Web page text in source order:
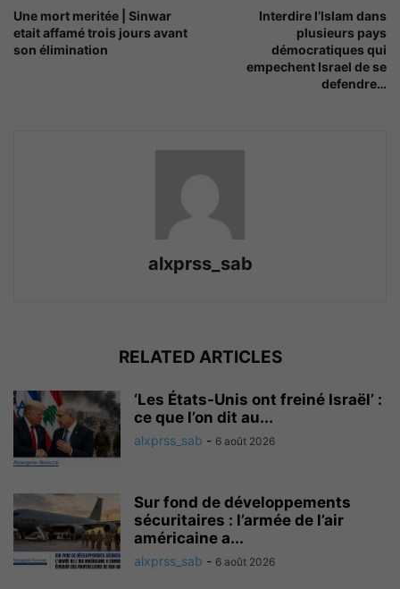
Une mort meritée | Sinwar
etait affamé trois jours avant
son élimination
Interdire l’Islam dans
plusieurs pays
démocratiques qui
empechent Israel de se
defendre…
alxprss_sab
RELATED ARTICLES
‘Les États-Unis ont freiné Israël’ :
ce que l’on dit au...
alxprss_sab - 6 août 2026
Sur fond de développements
sécuritaires : l’armée de l’air
américaine a...
alxprss_sab - 6 août 2026